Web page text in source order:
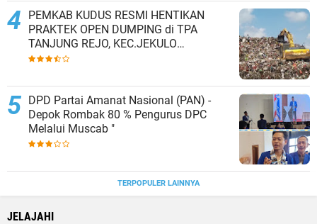
PEMKAB KUDUS RESMI HENTIKAN
PRAKTEK OPEN DUMPING di TPA
TANJUNG REJO, KEC.JEKULO
KAB.KUDUS,BERLAKUKAN SISTEM
DPD Partai Amanat Nasional (PAN) -
Depok Rombak 80 % Pengurus DPC
Melalui Muscab "
TERPOPULER LAINNYA
JELAJAHI